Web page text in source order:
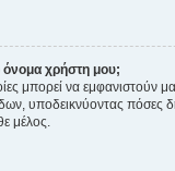
όνομα χρήστη μου;
μπορεί να εμφανιστούν
υποδεικνύοντας πόσες
μέλος.